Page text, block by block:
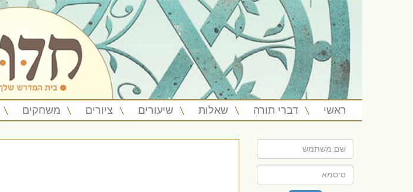
ראשי דברי תורה שאלות שיעורים ציורים משחקים